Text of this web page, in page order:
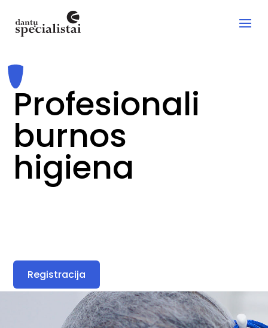
Profesionali
burnos
higiena
Registracija